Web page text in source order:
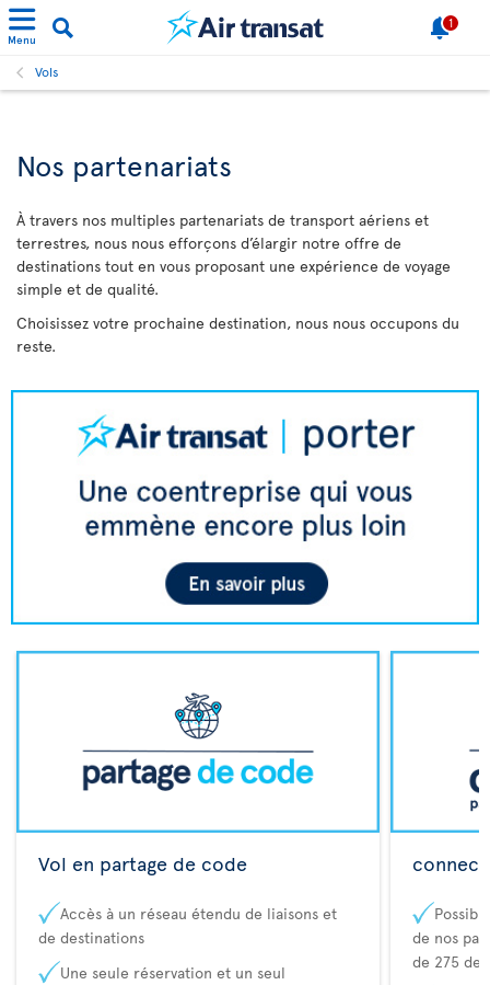
Menu
1
Vols
Nos partenariats
À travers nos multiples partenariats de transport aériens et
terrestres, nous nous efforçons d’élargir notre offre de
destinations tout en vous proposant une expérience de voyage
simple et de qualité.
Choisissez votre prochaine destination, nous nous occupons du
reste.
Vol en partage de code
Accès à un réseau étendu de liaisons et
de destinations
Une seule réservation et un seul
de nos
de 275